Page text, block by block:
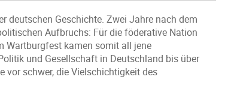
deutschen Geschichte. Zwei Jahre nach dem
Aufbruchs: Für die föderative Nation
Wartburgfest kamen somit all jene
und Gesellschaft in Deutschland bis über
vor schwer, die Vielschichtigkeit des